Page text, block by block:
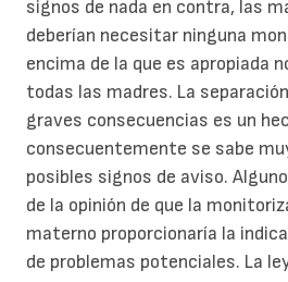
signos de nada en contra, las
deberían necesitar ninguna
encima de la que es apropiada
todas las madres. La
graves consecuencias es un
consecuentemente se sabe
posibles signos de aviso.
de la opinión de que la
materno proporcionaría la
de problemas potenciales. La